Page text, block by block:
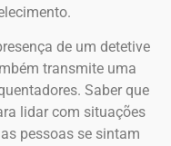
de um detetive
transmite uma
Saber que
lidar com situações
pessoas se sintam